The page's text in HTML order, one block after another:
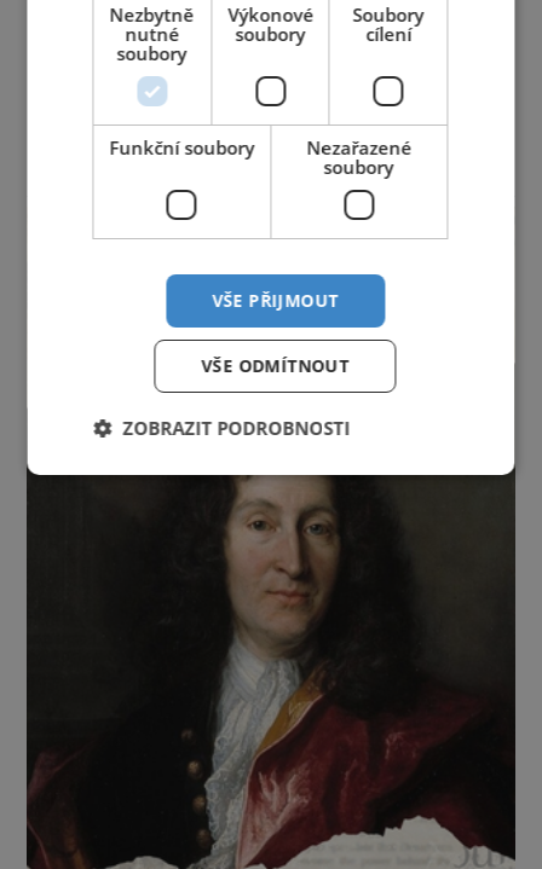
Jihočeský kraj Jihomoravský kraj
Karlovarský kraj
Královéhradecký krajLiberecký kraj
Moravskoslezský kraj
Pardubický kraj Plzeňský kraj
Praha
Středočeský krajÚstecký krajVysočina
Zlínský kraj
Nezbytně
nutné
soubory
Výkonové
soubory
Soubory
cílení
Funkční soubory
Nezařazené
soubory
VŠE PŘIJMOUT
VŠE ODMÍTNOUT
ZOBRAZIT PODROBNOSTI